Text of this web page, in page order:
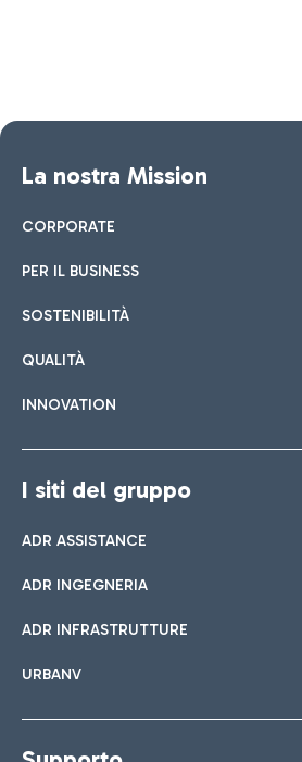
La nostra Mission
CORPORATE
PER IL BUSINESS
SOSTENIBILITÀ
QUALITÀ
INNOVATION
I siti del gruppo
ADR ASSISTANCE
ADR INGEGNERIA
ADR INFRASTRUTTURE
URBANV